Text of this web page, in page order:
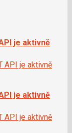
je aktivně
API je aktivně
je aktivně
API je aktivně